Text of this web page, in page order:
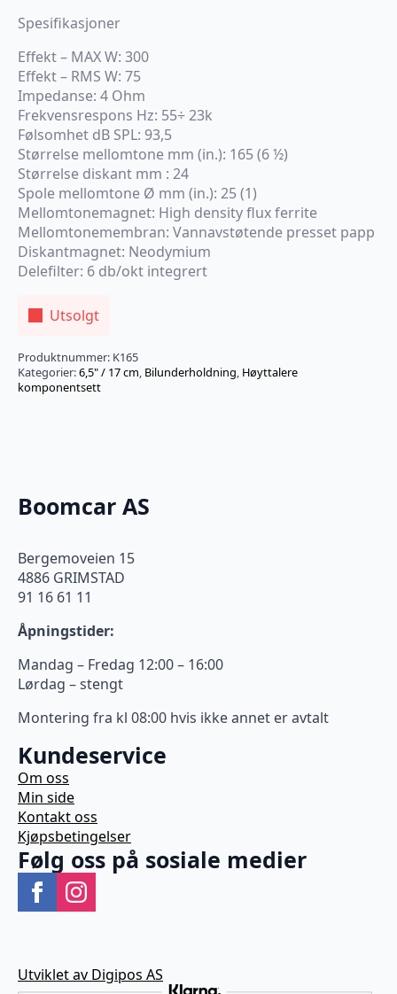
Spesifikasjoner
Effekt – MAX W: 300
Effekt – RMS W: 75
Impedanse: 4 Ohm
Frekvensrespons Hz: 55÷ 23k
Følsomhet dB SPL: 93,5
Størrelse mellomtone mm (in.): 165 (6 ½)
Størrelse diskant mm : 24
Spole mellomtone Ø mm (in.): 25 (1)
Mellomtonemagnet: High density flux ferrite
Mellomtonemembran: Vannavstøtende presset papp
Diskantmagnet: Neodymium
Delefilter: 6 db/okt integrert
Utsolgt
Produktnummer: K165
Kategorier:6,5" / 17 cm, Bilunderholdning, Høyttalere
komponentsett
Boomcar AS
Bergemoveien 15
4886 GRIMSTAD
91 16 61 11
Åpningstider:
Mandag – Fredag 12:00 – 16:00
Lørdag – stengt
Montering fra kl 08:00 hvis ikke annet er avtalt
Kundeservice
Om oss
Min side
Kontakt oss
Kjøpsbetingelser
Følg oss på sosiale medier
Utviklet av Digipos AS